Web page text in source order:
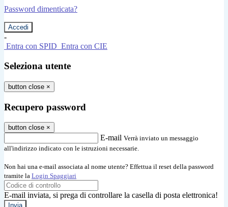
Password dimenticata?
-
Entra con SPID Entra con CIE
Seleziona utente
button close ×
Recupero password
button close ×
E-mail Verrà inviato un messaggio
all'indirizzo indicato con le istruzioni necessarie.
Non hai una e-mail associata al nome utente? Effettua il reset della password
tramite la Login Spaggiari
E-mail inviata, si prega di controllare la casella di posta elettronica!